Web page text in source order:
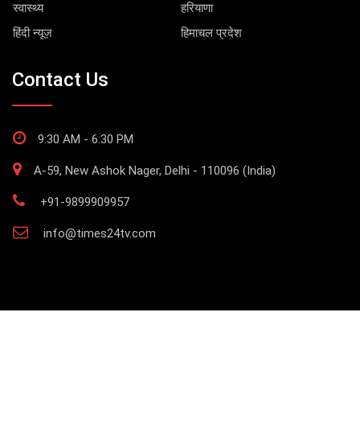
स्वास्थ्य
हरियाणा
हिंदी न्यूज़
हिमाचल प्रदेश
Contact Us
9:30 AM - 6:30 PM
A-59, New Ashok Nager, Delhi - 110096 (India)
+91-9899909957
info@times24tv.com